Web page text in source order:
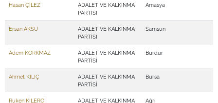
Hasan ÇİLEZ
ADALET VE KALKINMA
PARTİSİ
Amasya
Ersan AKSU
ADALET VE KALKINMA
PARTİSİ
Samsun
Adem KORKMAZ
ADALET VE KALKINMA
PARTİSİ
Burdur
Ahmet KILIÇ
ADALET VE KALKINMA
PARTİSİ
Bursa
Ruken KİLERCİ
ADALET VE KALKINMA
Ağrı